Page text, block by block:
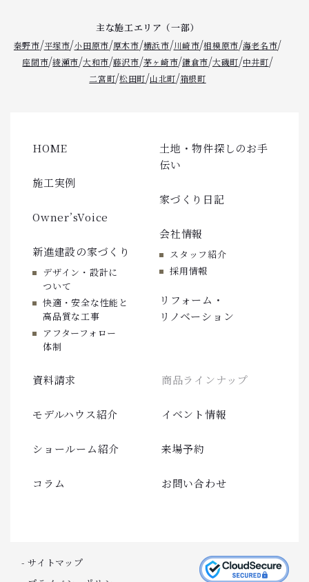
主な施工エリア（一部）
秦野市/平塚市/小田原市/厚木市/横浜市/川崎市/相模原市/海老名市/
座間市/綾瀬市/大和市/藤沢市/茅ヶ崎市/鎌倉市/大磯町/中井町/
二宮町/松田町/山北町/箱根町
HOME
施工実例
Owner’sVoice
新進建設の家づくり
デザイン・設計に
ついて
快適・安全な性能と
高品質な工事
アフターフォロー
体制
土地・物件探しのお手
伝い
家づくり日記
会社情報
スタッフ紹介
採用情報
リフォーム・
リノベーション
資料請求 商品ラインナップ
モデルハウス紹介 イベント情報
ショールーム紹介 来場予約
コラム お問い合わせ
- サイトマップ